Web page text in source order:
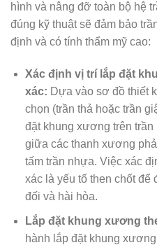
hình và nâng đỡ toàn bộ hệ
đúng kỹ thuật sẽ đảm bảo
định và có tính thẩm mỹ cao:
Xác định vị trí lắp đặt
xác: Dựa vào sơ đồ thiết
chọn (trần thả hoặc trần
đặt khung xương trên
giữa các thanh xương
tấm trần nhựa. Việc xác
xác là yếu tố then chốt để
đối và hài hòa.
Lắp đặt khung xương
hành lắp đặt khung